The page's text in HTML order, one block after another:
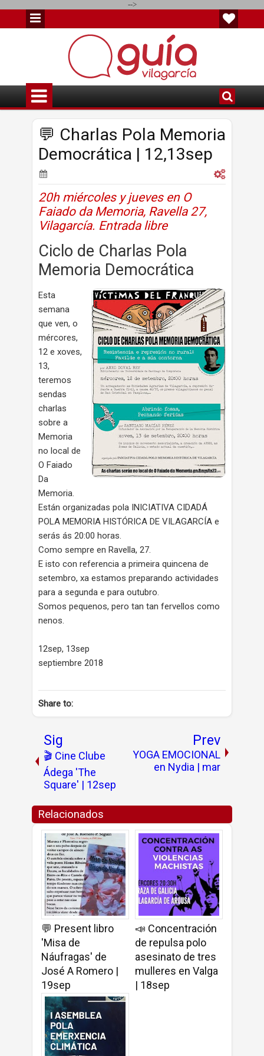
-->
💬 Charlas Pola Memoria
Democrática | 12,13sep
20h miércoles y jueves en O
Faiado da Memoria, Ravella 27,
Vilagarcía. Entrada libre
Ciclo de Charlas Pola
Memoria Democrática
Esta
semana
que ven, o
mércores,
12 e xoves,
13,
teremos
sendas
charlas
sobre a
Memoria
no local de
O Faiado
Da
Memoria.
Están organizadas pola INICIATIVA CIDADÁ
POLA MEMORIA HISTÓRICA DE VILAGARCÍA e
serás ás 20:00 horas.
Como sempre en Ravella, 27.
E isto con referencia a primeira quincena de
setembro, xa estamos preparando actividades
para a segunda e para outubro.
Somos pequenos, pero tan tan fervellos como
nenos.
12sep, 13sep
septiembre 2018
Share to:
Sig
🎬 Cine Clube
Ádega 'The
Square' | 12sep
Prev
YOGA EMOCIONAL
en Nydia | mar
Relacionados
💬 Present libro
'Misa de
Náufragas' de
José A Romero |
19sep
📣 Concentración
de repulsa polo
asesinato de tres
mulleres en Valga
| 18sep